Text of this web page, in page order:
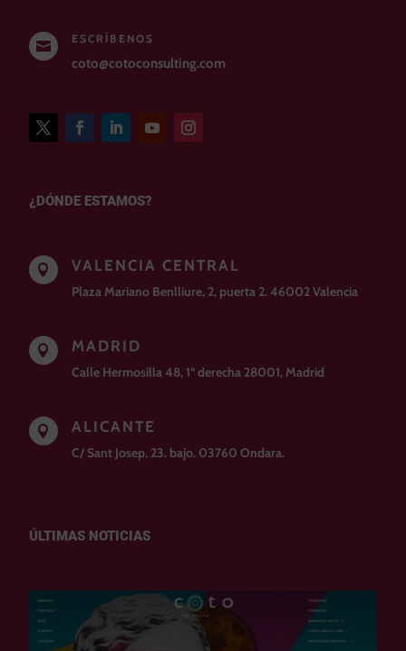

ESCRÍBENOS
coto@cotoconsulting.com
¿DÓNDE ESTAMOS?
 VALENCIA CENTRAL
Plaza Mariano Benlliure, 2, puerta 2. 46002 Valencia
 MADRID
Calle Hermosilla 48, 1º derecha 28001, Madrid
 ALICANTE
C/ Sant Josep, 23. bajo. 03760 Ondara.
ÚLTIMAS NOTICIAS